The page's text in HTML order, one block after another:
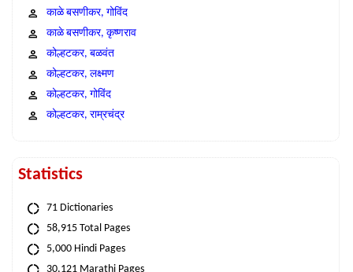
काळे बसणीकर, गोविंद
काळे बसणीकर, कृष्णराव
कोल्हटकर, बळवंत
कोल्हटकर, लक्ष्मण
कोल्हटकर, गोविंद
कोल्हटकर, राम्रचंद्र
Statistics
71 Dictionaries
58,915 Total Pages
5,000 Hindi Pages
30,121 Marathi Pages